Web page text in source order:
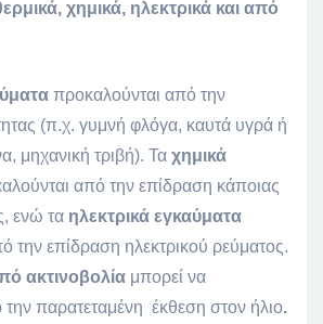
χημικά, ηλεκτρικά και από
προκαλούνται από την
(π.χ. γυμνή φλόγα, καυτά υγρά ή
μηχανική τριβή). Τα χημικά
από την επίδραση κάποιας
ενώ τα ηλεκτρικά εγκαύματα
την επίδραση ηλεκτρικού ρεύματος.
ακτινοβολία μπορεί να
παρατεταμένη έκθεση στον ήλιο.